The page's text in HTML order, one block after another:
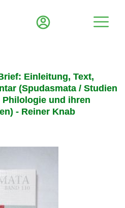
Einleitung, Text,
(Spudasmata / Studien
und ihren
- Reiner Knab